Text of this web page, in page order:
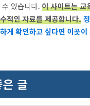
있습니다. 이 사이트는 교
적인 자료를 제공합니다.
게 확인하고 싶다면 이곳이
글